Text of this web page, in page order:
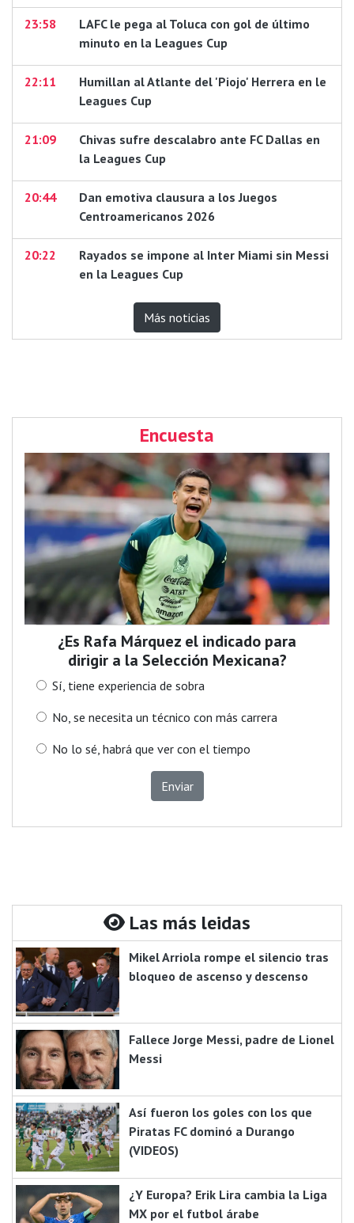
23:58
LAFC le pega al Toluca con gol de último
minuto en la Leagues Cup
22:11
Humillan al Atlante del 'Piojo' Herrera en le
Leagues Cup
21:09
Chivas sufre descalabro ante FC Dallas en
la Leagues Cup
20:44
Dan emotiva clausura a los Juegos
Centroamericanos 2026
20:22
Rayados se impone al Inter Miami sin Messi
en la Leagues Cup
Más noticias
Encuesta
¿Es Rafa Márquez el indicado para
dirigir a la Selección Mexicana?
Sí, tiene experiencia de sobra
No, se necesita un técnico con más carrera
No lo sé, habrá que ver con el tiempo
Enviar
Las más leidas
Mikel Arriola rompe el silencio tras
bloqueo de ascenso y descenso
Fallece Jorge Messi, padre de Lionel
Messi
Así fueron los goles con los que
Piratas FC dominó a Durango
(VIDEOS)
¿Y Europa? Erik Lira cambia la Liga
MX por el futbol árabe